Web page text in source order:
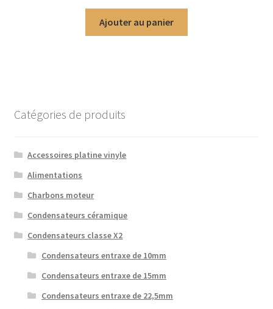
Ajouter au panier
Catégories de produits
Accessoires platine vinyle
Alimentations
Charbons moteur
Condensateurs céramique
Condensateurs classe X2
Condensateurs entraxe de 10mm
Condensateurs entraxe de 15mm
Condensateurs entraxe de 22,5mm